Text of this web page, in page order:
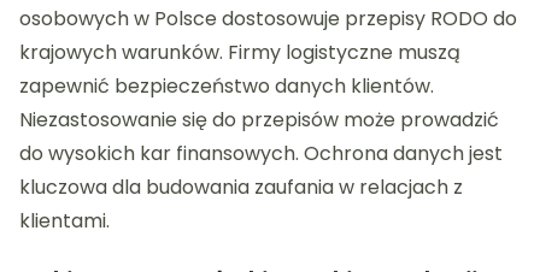
osobowych w Polsce dostosowuje przepisy RODO do
krajowych warunków. Firmy logistyczne muszą
zapewnić bezpieczeństwo danych klientów.
Niezastosowanie się do przepisów może prowadzić
do wysokich kar finansowych. Ochrona danych jest
kluczowa dla budowania zaufania w relacjach z
klientami.